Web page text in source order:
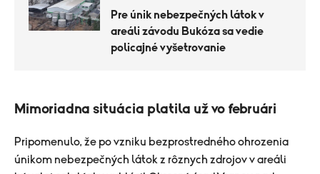
Pre únik nebezpečných látok v
areáli závodu Bukóza sa vedie
policajné vyšetrovanie
Mimoriadna situácia platila už vo februári
Pripomenulo, že po vzniku bezprostredného ohrozenia
únikom nebezpečných látok z rôznych zdrojov v areáli